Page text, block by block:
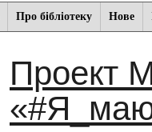
Про бібліотеку Нове
Проект